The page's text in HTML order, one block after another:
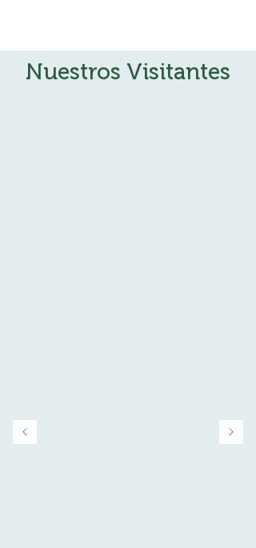
Nuestros Visitantes